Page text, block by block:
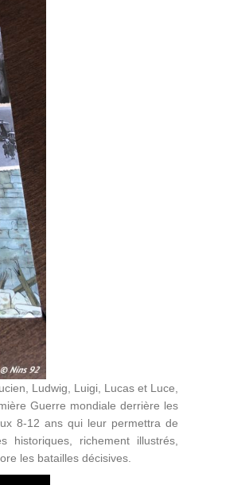
Ludwig, Luigi, Lucas et Luce,
Guerre mondiale derrière les
8-12 ans qui leur permettra de
historiques, richement illustrés,
les batailles décisives.